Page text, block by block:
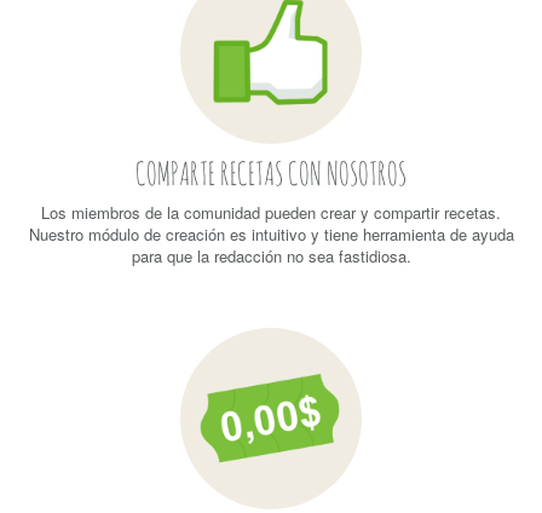
COMPARTE RECETAS CON NOSOTROS
Los miembros de la comunidad pueden crear y compartir recetas.
Nuestro módulo de creación es intuitivo y tiene herramienta de ayuda
para que la redacción no sea fastidiosa.